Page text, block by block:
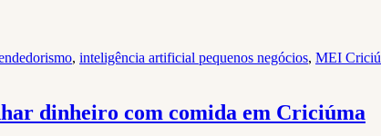
, inteligência artificial pequenos negócios, MEI
dinheiro com comida em Criciúma